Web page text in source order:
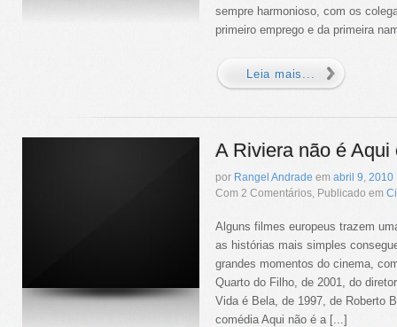
sempre harmonioso, com os
primeiro emprego e da primeira
Leia mais...
A Riviera não é Aqui
por Rangel Andrade em abril 9 2010
Com 2 Comentários, Publicado em
Alguns filmes europeus trazem
as histórias mais simples
grandes momentos do cinema,
Quarto do Filho, de 2001, do
Vida é Bela, de 1997, de Roberto
comédia Aqui não é a [...]